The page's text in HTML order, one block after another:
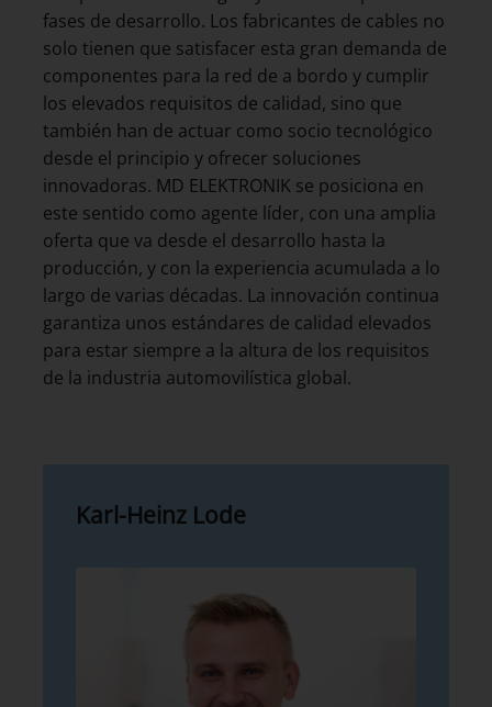
fases de desarrollo. Los fabricantes de cables no
solo tienen que satisfacer esta gran demanda de
componentes para la red de a bordo y cumplir
los elevados requisitos de calidad, sino que
también han de actuar como socio tecnológico
desde el principio y ofrecer soluciones
innovadoras. MD ELEKTRONIK se posiciona en
este sentido como agente líder, con una amplia
oferta que va desde el desarrollo hasta la
producción, y con la experiencia acumulada a lo
largo de varias décadas. La innovación continua
garantiza unos estándares de calidad elevados
para estar siempre a la altura de los requisitos
de la industria automovilística global.
Karl-Heinz Lode